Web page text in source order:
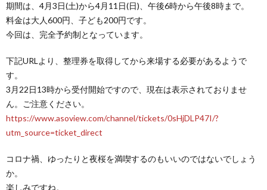
期間は、4月3日(土)から4月11日(日)、午後6時から午後8時まで。
料金は大人600円、子ども200円です。
今回は、完全予約制となっています。
下記URLより、整理券を取得してから来場する必要があるようで
す。
3月22日13時から受付開始ですので、現在は表示されておりませ
ん。ご注意ください。
https://www.asoview.com/channel/tickets/0sHjDLP47I/?
utm_source=ticket_direct
コロナ禍、ゆったりと夜桜を満喫するのもいいのではないでしょう
か。
楽しみですね。